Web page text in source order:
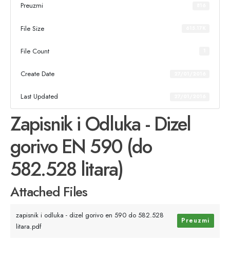
Preuzmi
File Size
File Count
Create Date
Last Updated
Zapisnik i Odluka - Dizel
gorivo EN 590 (do
582.528 litara)
Attached Files
zapisnik i odluka - dizel gorivo en 590 do 582.528
litara.pdf
Preuzmi